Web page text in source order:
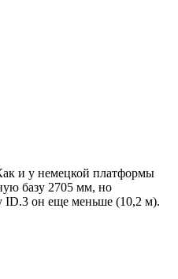
и у немецкой платформы
базу 2705 мм, но
ID.3 он еще меньше (10,2 м).